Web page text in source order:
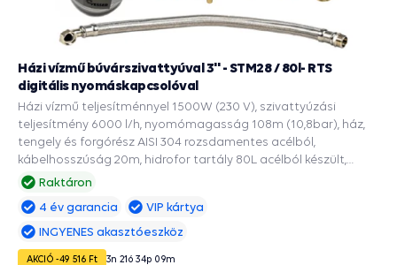
Raktáron
Házi vízmű búvárszivattyúval 3'' - STM28 / 80l- RTS
digitális nyomáskapcsolóval
Házi vízmű teljesítménnyel 1500W (230 V), szivattyúzási
teljesítmény 6000 l/h, nyomómagasság 108m (10,8bar), ház,
tengely és forgórész AISI 304 rozsdamentes acélból,
kábelhosszúság 20m, hidrofor tartály 80L acélból készült,
EPDM ivóvíz zacskóval, a 90mm és szélesebb fúrásokba,
szivattyúkhoz, A szárazonfutás automatikus újraindítása,
Manométer, Szárazonfutás elleni védelem, Túlterhelés elleni
védelem, Vízösszerázódás elleni védelem.
4 év garancia
VIP kártya
INGYENES akasztóeszköz
AKCIÓ -49 516 Ft 3n 21ó 34p 08m